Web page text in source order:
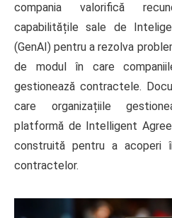
compania valorifică
capabilitățile sale de
(GenAI) pentru a rezolva
de modul în care
gestionează contractele.
care organizațiile
platformă de Intelligent
construită pentru a acoperi
contractelor.